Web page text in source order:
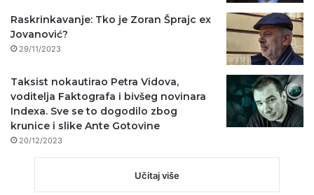
Raskrinkavanje: Tko je Zoran Šprajc ex
Jovanović?
29/11/2023
Taksist nokautirao Petra Vidova,
voditelja Faktografa i bivšeg novinara
Indexa. Sve se to dogodilo zbog
krunice i slike Ante Gotovine
20/12/2023
Učitaj više